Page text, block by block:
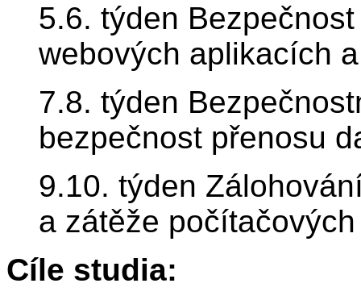
5.6. týden
webových aplikacích
7.8. týden
bezpečnost přenosu
9.10. týden
a zátěže
Cíle studia: